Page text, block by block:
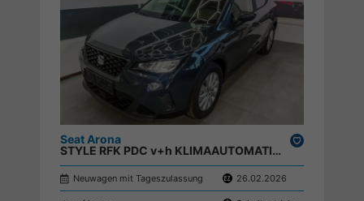
Seat Arona
STYLE RFK PDC v+h KLIMAAUTOMATIK ;
Neuwagen mit Tageszulassung 26.02.2026